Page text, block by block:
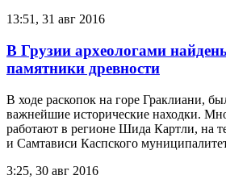
13:51, 31 авг 2016
В Грузии археологами
памятники древности
В ходе раскопок на горе Граклиани,
важнейшие исторические находки.
работают в регионе Шида Картли, на
и Самтависи Каспского
3:25, 30 авг 2016